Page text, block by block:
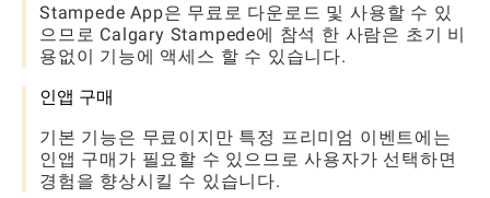
Stampede App은 무료로 다운로드 및 사용할 수 있
으므로 Calgary Stampede에 참석 한 사람은 초기 비
용없이 기능에 액세스 할 수 있습니다.
인앱 구매
기본 기능은 무료이지만 특정 프리미엄 이벤트에는
인앱 구매가 필요할 수 있으므로 사용자가 선택하면
경험을 향상시킬 수 있습니다.